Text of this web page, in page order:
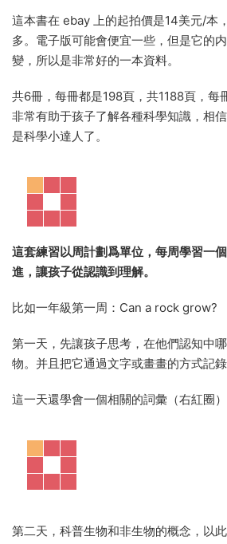
這本書在 ebay 上的起拍價是14美元/本
多。電子版可能會便宜一些，但是它的
變，所以是非常好的一本資料。
共6冊，每冊都是198頁，共1188頁，每
非常有助于孩子了解各種科學知識，相
是科學小達人了。
這套練習以周計劃爲單位，每周學習一
進，讓孩子從認識到理解。
比如一年級第一周：Can a rock grow?
第一天，先讓孩子思考，在他們認知中
物。并且把它通過文字或畫畫的方式記錄
這一天還學會一個相關的詞彙（右紅圈）
第二天，科普生物和非生物的概念，以